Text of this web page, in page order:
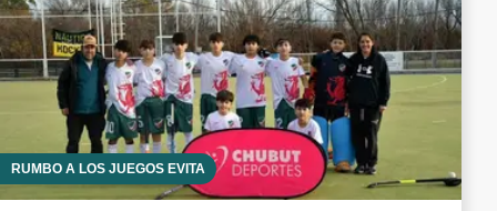
RUMBO A LOS JUEGOS EVITA